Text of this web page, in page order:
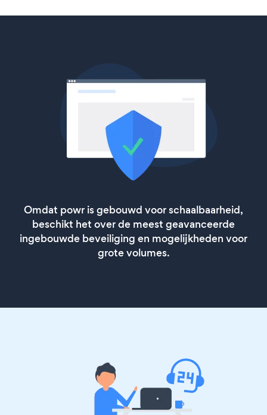
Omdat powr is gebouwd voor schaalbaarheid,
beschikt het over de meest geavanceerde
ingebouwde beveiliging en mogelijkheden voor
grote volumes.